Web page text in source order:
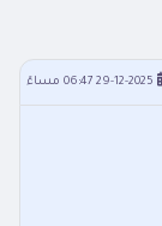
29-12-2025 06:47 مساءً